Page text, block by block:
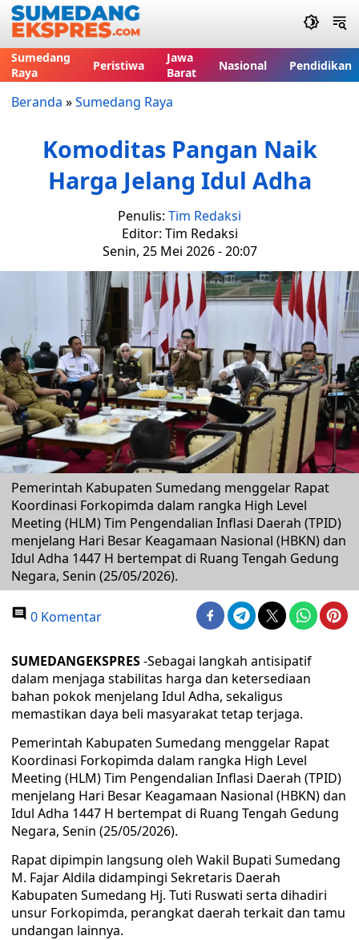
Sumedang
Raya
Peristiwa
Jawa
Barat
Nasional Pendidikan
Beranda »Sumedang Raya
Komoditas Pangan Naik
Harga Jelang Idul Adha
Penulis: Tim Redaksi
Editor: Tim Redaksi
Senin, 25 Mei 2026 - 20:07
Pemerintah Kabupaten Sumedang menggelar Rapat
Koordinasi Forkopimda dalam rangka High Level
Meeting (HLM) Tim Pengendalian Inflasi Daerah (TPID)
menjelang Hari Besar Keagamaan Nasional (HBKN) dan
Idul Adha 1447 H bertempat di Ruang Tengah Gedung
Negara, Senin (25/05/2026).
0 Komentar
SUMEDANGEKSPRES-Sebagai langkah antisipatif
dalam menjaga stabilitas harga dan ketersediaan
bahan pokok menjelang Idul Adha, sekaligus
memastikan daya beli masyarakat tetap terjaga.
Pemerintah Kabupaten Sumedang menggelar Rapat
Koordinasi Forkopimda dalam rangka High Level
Meeting (HLM) Tim Pengendalian Inflasi Daerah (TPID)
menjelang Hari Besar Keagamaan Nasional (HBKN) dan
Idul Adha 1447 H bertempat di Ruang Tengah Gedung
Negara, Senin (25/05/2026).
Rapat dipimpin langsung oleh Wakil Bupati Sumedang
M. Fajar Aldila didampingi Sekretaris Daerah
Kabupaten Sumedang Hj. Tuti Ruswati serta dihadiri
unsur Forkopimda, perangkat daerah terkait dan tamu
undangan lainnya.